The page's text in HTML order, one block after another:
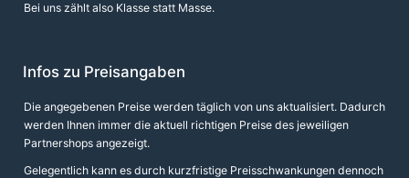
Bei uns zählt also Klasse statt Masse.
Infos zu Preisangaben
Die angegebenen Preise werden täglich von uns aktualisiert. Dadurch
werden Ihnen immer die aktuell richtigen Preise des jeweiligen
Partnershops angezeigt.
Gelegentlich kann es durch kurzfristige Preisschwankungen dennoch